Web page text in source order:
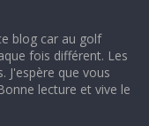
blog car au golf
fois différent. Les
J'espère que vous
lecture et vive le